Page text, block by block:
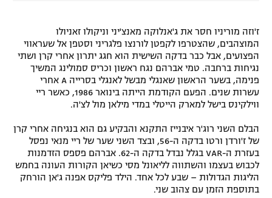
המגזין
ז'וזה מוריניו חסר את ג'אנלוקה מאנצ'יני וניקולו זאניולו
המוצהבים, שהצטרפו לקפטן לורנצו פלגריני וסטפן אל שעראווי
הפצועים, אבל כבר בדקה השישית הוא חגג יתרון אחרי קרן ושתי
נגיחות ברחבה. טמי אברהם נגח ראשון וכריס סמולינג המשיך
פנימה, בשער הראשון שאנגלי מבשל לאנגלי בסרייה A אחרי
עשרות שנים. הפעם הקודמת הייתה בינואר 1986, כאשר ריי
ווילקינס בישל למארק הייטלי במדי מילאן מול לצ'ה.
הבלם השני רוג'ר איבנייז התקנא והבקיע גם הוא בנגיחה אחרי קרן
של ז'ורדן ורטו בדקה ה-56, ובצד השני שער של ריי מנאי נפסל
בעזרת ה-VAR בגלל נבדל בדקה ה-62. אברהם פספס הזדמנות
לכבוש בעצמו והשתווה לליאונל מסי כשיאן הקורות העונה בחמש
הליגות הגדולות – שבע לכל אחד. הילד פליקס אפנה ג'אן הורחק
בתוספת הזמן עם צהוב שני.